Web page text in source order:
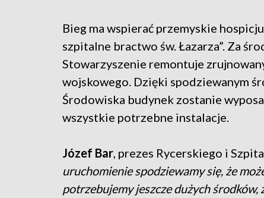
Bieg ma wspierać przemyskie
szpitalne bractwo św. Łazarza”. Za
Stowarzyszenie remontuje
wojskowego. Dzięki spodziewanym
Środowiska budynek zostanie
wszystkie potrzebne instalacje.
Józef Bar , prezes Rycerskiego i
uruchomienie spodziewamy się, że
potrzebujemy jeszcze dużych środków,